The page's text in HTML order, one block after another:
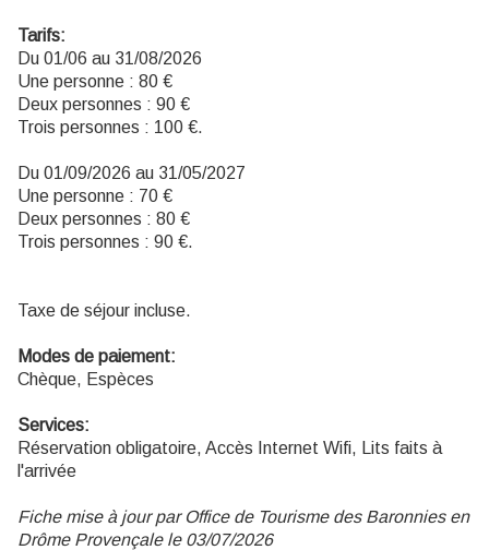
Tarifs:
Du 01/06 au 31/08/2026
Une personne : 80 €
Deux personnes : 90 €
Trois personnes : 100 €.
Du 01/09/2026 au 31/05/2027
Une personne : 70 €
Deux personnes : 80 €
Trois personnes : 90 €.
Taxe de séjour incluse.
Modes de paiement:
Chèque, Espèces
Services:
Réservation obligatoire, Accès Internet Wifi, Lits faits à
l'arrivée
Fiche mise à jour par Office de Tourisme des Baronnies en
Drôme Provençale le 03/07/2026